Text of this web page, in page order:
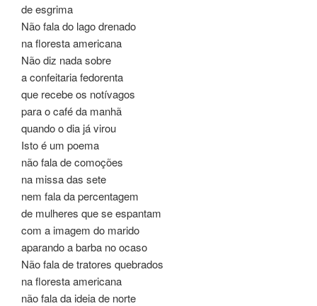
de esgrima
Não fala do lago drenado
na floresta americana
Não diz nada sobre
a confeitaria fedorenta
que recebe os notívagos
para o café da manhã
quando o dia já virou
Isto é um poema
não fala de comoções
na missa das sete
nem fala da percentagem
de mulheres que se espantam
com a imagem do marido
aparando a barba no ocaso
Não fala de tratores quebrados
na floresta americana
não fala da ideia de norte